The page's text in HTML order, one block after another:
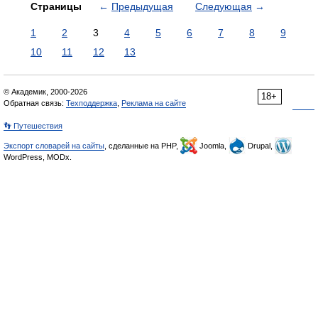
Страницы ← Предыдущая Следующая →
1 2 3 4 5 6 7 8
9
10
11 12 13
18+
© Академик, 2000-2026
Обратная связь: Техподдержка Реклама на сайте
👣 Путешествия
Экспорт словарей на сайты , сделанные на PHP, Joomla,
Drupal,
WordPress, MODx.